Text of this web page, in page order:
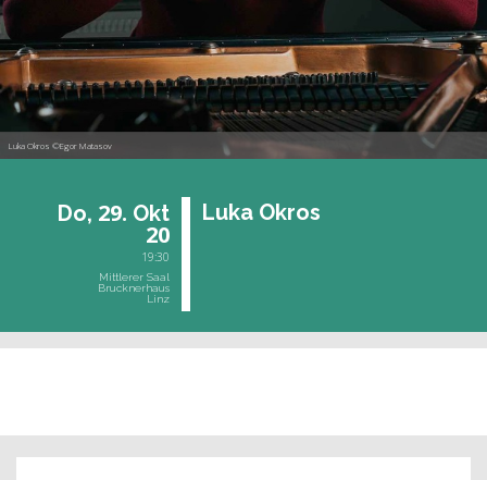
Luka Okros ©Egor Matasov
Do, 29. Okt
20
19:30
Mittlerer Saal
Brucknerhaus
Linz
Luka Okros